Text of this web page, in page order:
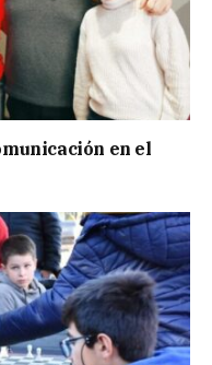
en el